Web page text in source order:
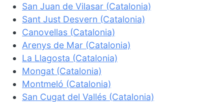
San Juan de Vilasar (Catalonia)
Sant Just Desvern (Catalonia)
Canovellas (Catalonia)
Arenys de Mar (Catalonia)
La Llagosta (Catalonia)
Mongat (Catalonia)
Montmeló (Catalonia)
San Cugat del Vallés (Catalonia)